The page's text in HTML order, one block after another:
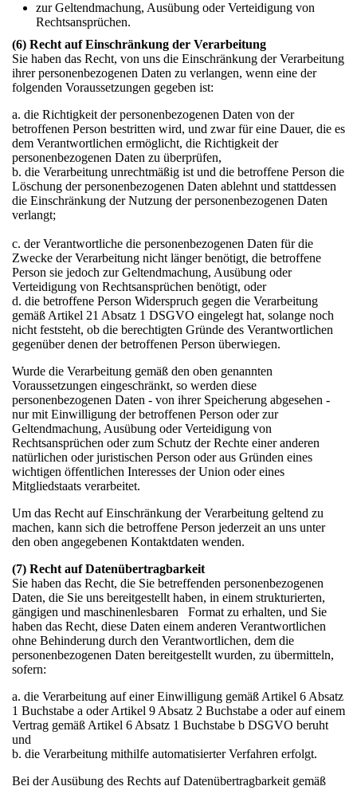
zur Geltendmachung, Ausübung oder Verteidigung von
Rechtsansprüchen.
(6) Recht auf Einschränkung der Verarbeitung
Sie haben das Recht, von uns die Einschränkung der Verarbeitung
ihrer personenbezogenen Daten zu verlangen, wenn eine der
folgenden Voraussetzungen gegeben ist:
a. die Richtigkeit der personenbezogenen Daten von der
betroffenen Person bestritten wird, und zwar für eine Dauer, die es
dem Verantwortlichen ermöglicht, die Richtigkeit der
personenbezogenen Daten zu überprüfen,
b. die Verarbeitung unrechtmäßig ist und die betroffene Person die
Löschung der personenbezogenen Daten ablehnt und stattdessen
die Einschränkung der Nutzung der personenbezogenen Daten
verlangt;
c. der Verantwortliche die personenbezogenen Daten für die
Zwecke der Verarbeitung nicht länger benötigt, die betroffene
Person sie jedoch zur Geltendmachung, Ausübung oder
Verteidigung von Rechtsansprüchen benötigt, oder
d. die betroffene Person Widerspruch gegen die Verarbeitung
gemäß Artikel 21 Absatz 1 DSGVO eingelegt hat, solange noch
nicht feststeht, ob die berechtigten Gründe des Verantwortlichen
gegenüber denen der betroffenen Person überwiegen.
Wurde die Verarbeitung gemäß den oben genannten
Voraussetzungen eingeschränkt, so werden diese
personenbezogenen Daten - von ihrer Speicherung abgesehen -
nur mit Einwilligung der betroffenen Person oder zur
Geltendmachung, Ausübung oder Verteidigung von
Rechtsansprüchen oder zum Schutz der Rechte einer anderen
natürlichen oder juristischen Person oder aus Gründen eines
wichtigen öffentlichen Interesses der Union oder eines
Mitgliedstaats verarbeitet.
Um das Recht auf Einschränkung der Verarbeitung geltend zu
machen, kann sich die betroffene Person jederzeit an uns unter
den oben angegebenen Kontaktdaten wenden.
(7) Recht auf Datenübertragbarkeit
Sie haben das Recht, die Sie betreffenden personenbezogenen
Daten, die Sie uns bereitgestellt haben, in einem strukturierten,
gängigen und maschinenlesbaren Format zu erhalten, und Sie
haben das Recht, diese Daten einem anderen Verantwortlichen
ohne Behinderung durch den Verantwortlichen, dem die
personenbezogenen Daten bereitgestellt wurden, zu übermitteln,
sofern:
a. die Verarbeitung auf einer Einwilligung gemäß Artikel 6 Absatz
1 Buchstabe a oder Artikel 9 Absatz 2 Buchstabe a oder auf einem
Vertrag gemäß Artikel 6 Absatz 1 Buchstabe b DSGVO beruht
und
b. die Verarbeitung mithilfe automatisierter Verfahren erfolgt.
Bei der Ausübung des Rechts auf Datenübertragbarkeit gemäß